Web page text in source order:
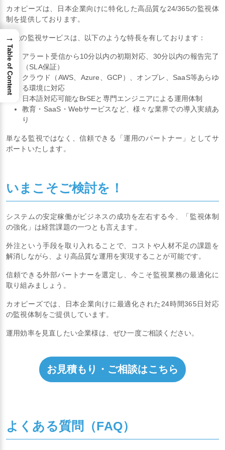
カオピーズは、日本企業向けに特化した高品質な24/365の監視体
制を提供しております。
当社の監視サービスは、以下のような特長を有しております：
アラート受信から10分以内の初期対応、30分以内の報告完了
（SLA保証）
クラウド（AWS、Azure、GCP）、オンプレ、SaaS等あらゆ
る環境に対応
日本語対応可能なBrSEと専門エンジニアによる運用体制
教育・SaaS・Webサービスなど、様々な業界での導入実績あ
り
単なる監視ではなく、信頼できる「運用のパートナー」としてサ
ポートいたします。
いまこそご検討を！
システムの安定稼働がビジネスの成功を左右する今、「監視体制
の強化」は経営課題の一つとも言えます。
外注という手段を取り入れることで、コストや人材不足の課題を
解消しながら、より高品質な運用を実現することが可能です。
信頼できる外部パートナーを選定し、今こそ監視業務の最適化に
取り組みましょう。
カオピーズでは、日本企業向けに最適化された24時間365日対応
の監視体制をご提供しています。
運用効率を見直したい企業様は、ぜひ一度ご相談ください。
お見積もり・ご相談はこちら
よくある質問（FAQ）
→
Table of Content